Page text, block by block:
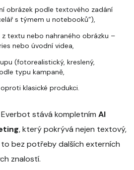
obrázek podle textového zadání
s týmem u notebooků“),
textu nebo nahraného obrázku –
nebo úvodní videa,
(fotorealistický, kreslený,
typu kampaně,
klasické produkci.
stává kompletním AI
, který pokrývá nejen textový,
to bez potřeby dalších externích
znalostí.